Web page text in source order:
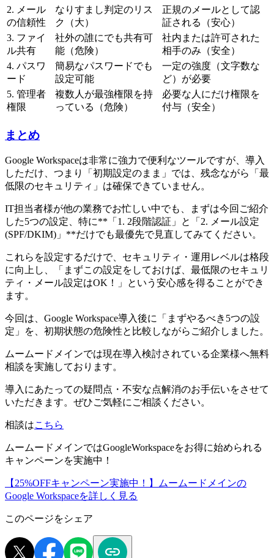
2. メール
の信頼性
なりすまし判定のリス
ク（大）
正規のメールとして認
証される（安心）
3. ファイ
ル共有
社外の誰にでも共有可
能（危険）
社内または許可された
相手のみ（安全）
4. パスワ
ード
簡易なパスワードでも
設定可能
一定の強度（文字数な
ど）が必要
5. 管理者
権限
複数人が最強権限を持
っている（危険）
必要な人にだけ権限を
付与（安全）
まとめ
Google Workspaceは非常に強力で便利なツールですが、導入
しただけ、つまり「初期設定のまま」では、残念ながら「最
低限のセキュリティ」は確保できていません。
IT担当者様が他の業務でお忙しい中でも、まずは今回ご紹介
した5つの設定、特に**「1. 2段階認証」と「2. メール設定
(SPF/DKIM)」**だけでも最優先で見直してみてください。
これらを設定するだけで、セキュリティ・運用レベルは格段
に向上し、「まずこの設定をしておけば、最低限のセキュリ
ティ・メール設定はOK！」という安心感を得ることができ
ます。
今回は、Google Workspace導入後に「まずやるべき5つの設
定」を、初期状態の危険性と比較しながらご紹介しました。
ムームードメインでは現在導入検討されている企業様へ無料
相談を実施しております。
導入にあたっての疑問点・不安な点解消のお手伝いをさせて
いただきます。ぜひご気軽にご相談ください。
相談はこちら
ムームードメインではGoogleWorkspaceをお得に始められる
キャンペーンを実施中！
【25%OFFキャンペーン実施中！】ムームードメインの
Google Workspaceを詳しく見る
このページをシェア